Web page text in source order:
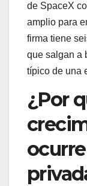
de SpaceX
amplio para
firma tiene
que salgan a
típico de una
¿Por